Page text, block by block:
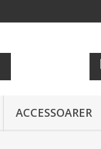
ACCESSOARER